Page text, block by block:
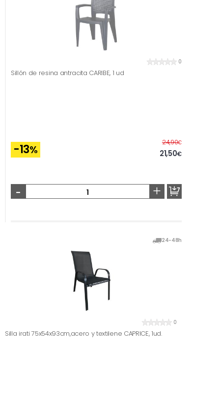
0
Sillón de resina antracita CARIBE, 1 ud
-13%
24,90€Before
21,50€
- +
24-48h
0
Silla irati 75x54x93cm,acero y textilene CAPRICE, 1ud.